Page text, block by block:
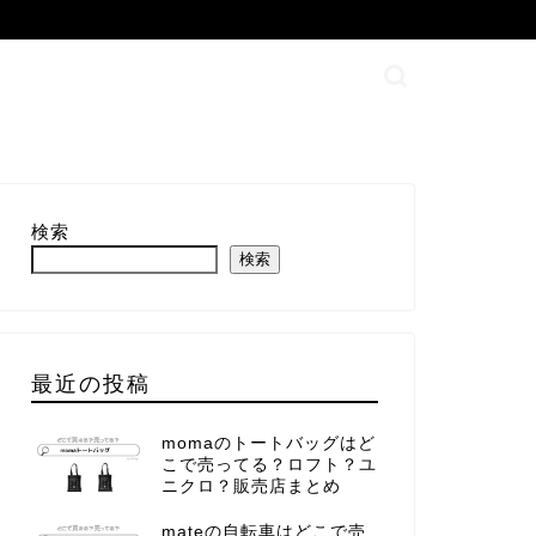
検索
検索
最近の投稿
momaのトートバッグはど
こで売ってる？ロフト？ユ
ニクロ？販売店まとめ
mateの自転車はどこで売